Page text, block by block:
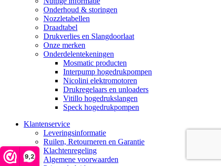
9,2
Onderhoud & storingen
Nozzletabellen
Draadtabel
Drukverlies en Slangdoorlaat
Onze merken
Onderdelentekeningen
Mosmatic producten
Interpump hogedrukpompen
Nicolini elektromotoren
Drukregelaars en unloaders
Vitillo hogedrukslangen
Speck hogedrukpompen
Klantenservice
Leveringsinformatie
Ruilen, Retourneren en Garantie
Klachtenregeling
Algemene voorwaarden